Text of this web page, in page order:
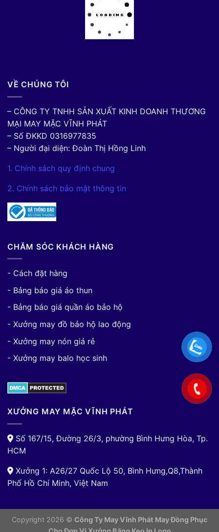
VỀ CHÚNG TÔI
– CÔNG TY TNHH SẢN XUẤT KINH DOANH THƯƠNG
MẠI MAY MẶC VĨNH PHÁT
– Số ĐKKD 0316977835
– Người đại diện: Đoàn Thị Hồng Linh
1. Chính sách quy định chung
2. Chính sách bảo mật thông tin
CHĂM SÓC KHÁCH HÀNG
- Cách đặt hàng
- Bảng báo giá áo thun
- Bảng báo giá quần áo bảo hộ
- Xưởng may đồ bảo hộ lao động
- Xưởng may nón giá rẻ
- Xưởng may balo học sinh
XƯỞNG MAY MẶC VĨNH PHÁT
Số 167/15, Đường 26/3, phường Bình Hưng Hòa, Tp.
HCM
Xưởng 1: A26/27 Quốc Lộ 50, Bình Hưng,Q8,Thành
Phố Hồ Chí Minh, Việt Nam
Copyright 2026 © Công Ty May Vĩnh Phát May Đồng Phục